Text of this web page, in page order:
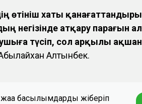
өтініш хаты
негізінде атқару парағын
түсіп, сол арқылы
Алтынбек.
басылымдарды жіберіп